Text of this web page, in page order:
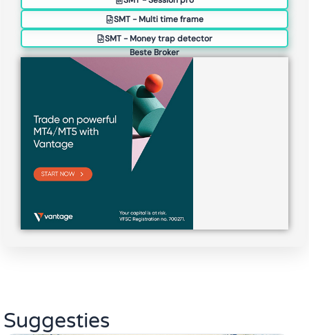
SMT - Multi time frame
SMT - Money trap detector
Beste Broker
Suggesties